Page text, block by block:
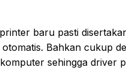
baru pasti
Bahkan cukup
sehingga driver